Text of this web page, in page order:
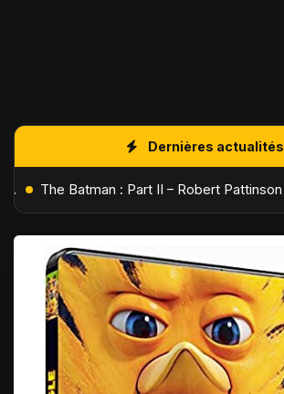
Dernières actualités
L'Âge de Glace : Le Réveil du Volcan – Manny, Sid et Diego de retour pour une aventure explosive